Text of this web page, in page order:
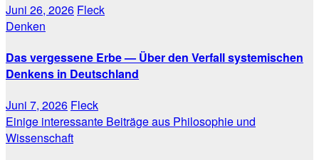
Juni 26, 2026 Fleck
Denken
Das vergessene Erbe — Über den Verfall systemischen
Denkens in Deutschland
Juni 7, 2026 Fleck
Einige interessante Beiträge aus Philosophie und
Wissenschaft